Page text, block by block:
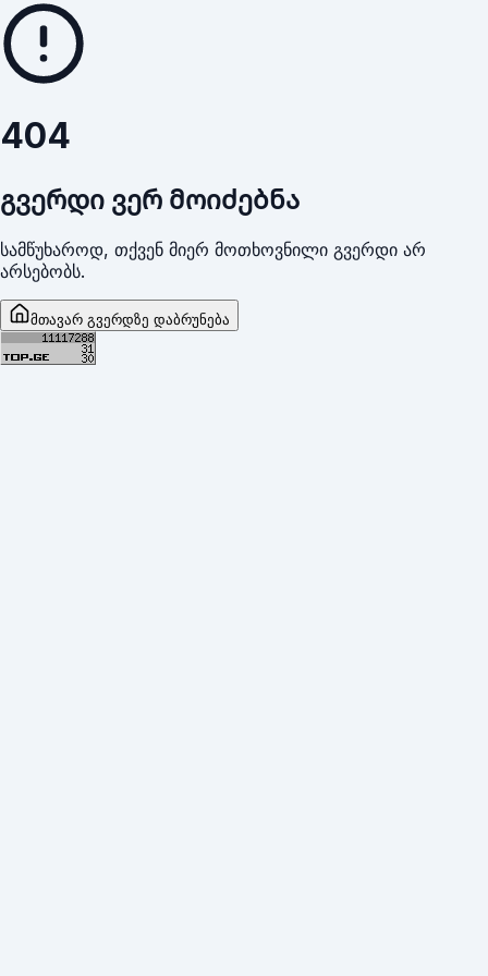
404
გვერდი ვერ მოიძებნა
სამწუხაროდ, თქვენ მიერ მოთხოვნილი გვერდი არ
არსებობს.
მთავარ გვერდზე დაბრუნება